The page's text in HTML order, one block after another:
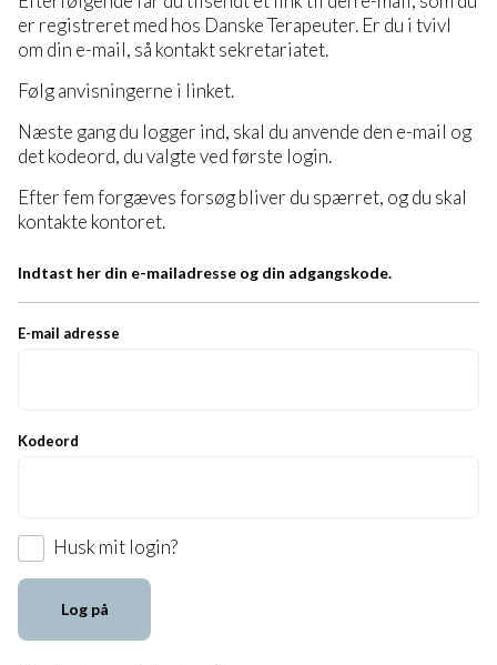
er registreret med hos Danske Terapeuter. Er du i tvivl
om din e-mail, så kontakt sekretariatet.
Følg anvisningerne i linket.
Næste gang du logger ind, skal du anvende den e-mail og
det kodeord, du valgte ved første login.
Efter fem forgæves forsøg bliver du spærret, og du skal
kontakte kontoret.
Indtast her din e-mailadresse og din adgangskode.
E-mail adresse
Kodeord
Husk mit login?
Log på